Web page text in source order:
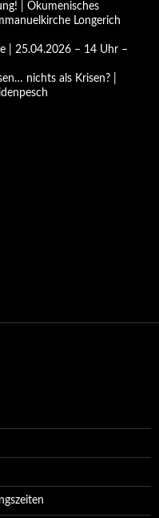
| Ökumenisches
Longerich
| 25.04.2026 – 14 Uhr –
nichts als Krisen? |